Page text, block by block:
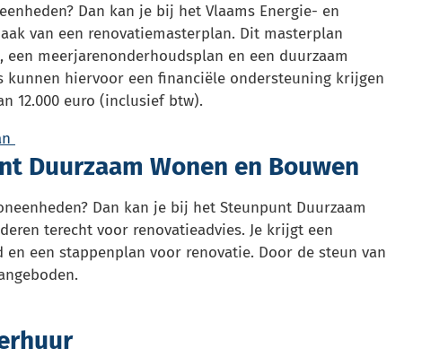
Dan kan je bij het Vlaams Energie- en
van een renovatiemasterplan. Dit masterplan
meerjarenonderhoudsplan en een duurzaam
kunnen hiervoor een financiële ondersteuning krijgen
12.000 euro (inclusief btw).
Duurzaam Wonen en Bouwen
Dan kan je bij het Steunpunt Duurzaam
terecht voor renovatieadvies. Je krijgt een
een stappenplan voor renovatie. Door de steun van